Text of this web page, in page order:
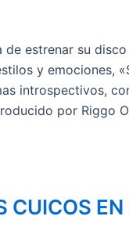
estrenar su
y emociones,
introspectivos,
por Riggo
CUICOS